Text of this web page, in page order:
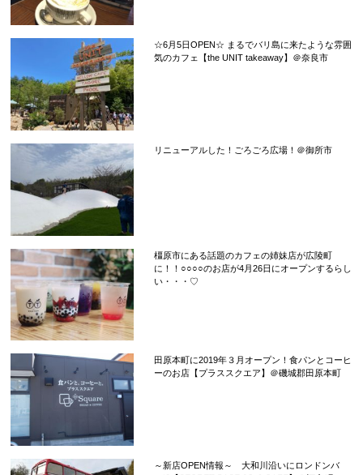
☆6月5日OPEN☆ まるでバリ島に来たような雰囲
気のカフェ【the UNIT takeaway】＠奈良市
リニューアルした！ごろごろ広場！＠御所市
橿原市にある話題のカフェの姉妹店が広陵町
に！！○○○○のお店が4月26日にオープンするらし
い・・・♡
田原本町に2019年３月オープン！食パンとコーヒ
ーのお店【プラススクエア】＠磯城郡田原本町
～新店OPEN情報～ 大和川沿いにロンドンバ